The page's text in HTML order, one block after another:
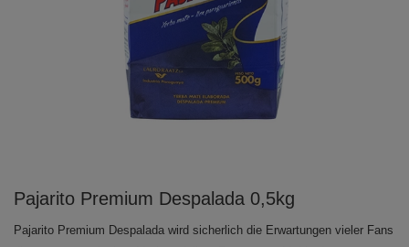
Pajarito Premium Despalada 0,5kg
Pajarito Premium Despalada wird sicherlich die Erwartungen vieler Fans